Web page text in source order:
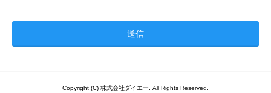
Copyright (C) 株式会社ダイエー. All Rights Reserved.